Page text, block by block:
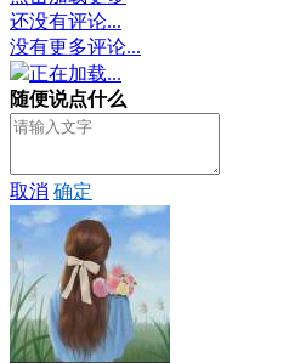
还没有评论...
没有更多评论...
正在加载...
随便说点什么
取消 确定